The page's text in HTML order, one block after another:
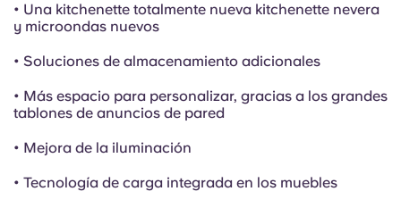
• Una kitchenette totalmente nueva kitchenette nevera
y microondas nuevos
• Soluciones de almacenamiento adicionales
• Más espacio para personalizar, gracias a los grandes
tablones de anuncios de pared
• Mejora de la iluminación
• Tecnología de carga integrada en los muebles